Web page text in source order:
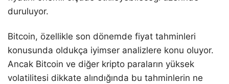
duruluyor.
Bitcoin, özellikle son dönemde fiyat tahminleri
konusunda oldukça iyimser analizlere konu oluyor.
Ancak Bitcoin ve diğer kripto paraların yüksek
volatilitesi dikkate alındığında bu tahminlerin ne